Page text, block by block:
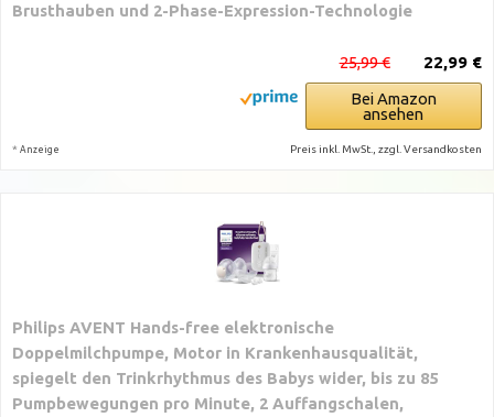
Brusthauben und 2-Phase-Expression-Technologie
22,99 €
25,99 €
Bei Amazon
ansehen
* Anzeige Preis inkl. MwSt., zzgl. Versandkosten
Philips AVENT Hands-free elektronische
Doppelmilchpumpe, Motor in Krankenhausqualität,
spiegelt den Trinkrhythmus des Babys wider, bis zu 85
Pumpbewegungen pro Minute, 2 Auffangschalen,